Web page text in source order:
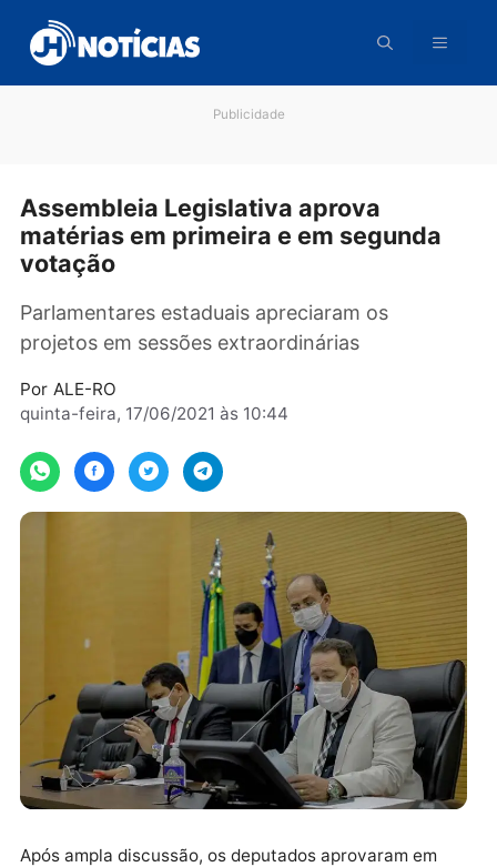
para
conteúdo
Assembleia Legislativa aprova
matérias em primeira e em segunda
Parlamentares estaduais apreciaram os
projetos em sessões extraordinárias
quinta-feira, 17/06/2021 às 10:44